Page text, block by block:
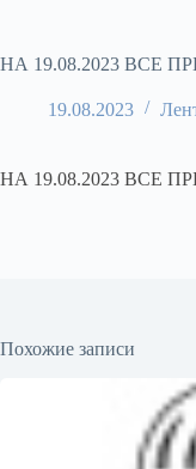
НА 19.08.2023 ВСЕ
19.08.2023
НА 19.08.2023 ВСЕ
Похожие записи